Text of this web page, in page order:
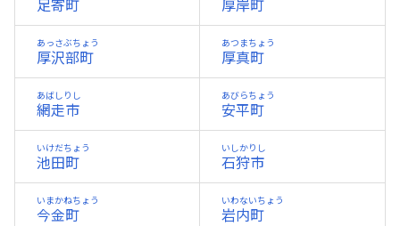
足寄町 厚岸町
厚沢部町
あっさぶちょう
厚真町
あつまちょう
網走市
あばしりし
安平町
あびらちょう
池田町
いけだちょう
石狩市
いしかりし
今金町
いまかねちょう
岩内町
いわないちょう